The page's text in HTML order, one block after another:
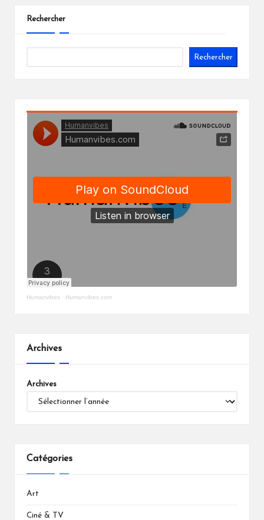
Rechercher
Rechercher
Humanvibes · Humanvibes.com
Archives
Archives
Catégories
Art
Ciné & TV